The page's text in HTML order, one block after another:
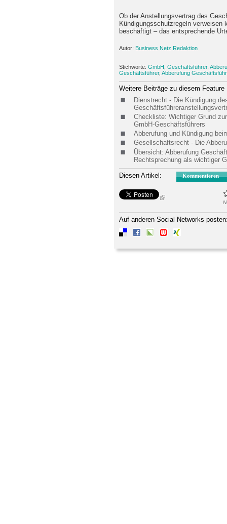
Ob der Anstellungsvertrag des
Kündigungsschutzregeln verweisen
beschäftigt – das entsprechende
Autor: Business Netz Redaktion
Stichworte: GmbH Geschäftsführer,
Geschäftsführer, Abberufung
Weitere Beiträge zu diesem Feature
Dienstrecht - Die Kündigung
Checkliste: Wichtiger Grund
GmbH-Geschäftsführers
Abberufung und Kündigung
Gesellschaftsrecht - Die
Übersicht: Abberufung
Rechtsprechung als wichtiger
Diesen Artikel: Kommentieren
Auf anderen Social Networks